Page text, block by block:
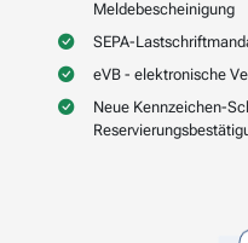
Meldebescheinigung
SEPA-
eVB - elektronische
Neue Kennzeichen-